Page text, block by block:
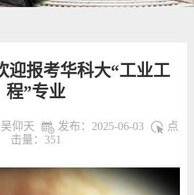
迎报考华科大“工业工
程”专业
仰天 发布：2025-06-03
点
击量： 351